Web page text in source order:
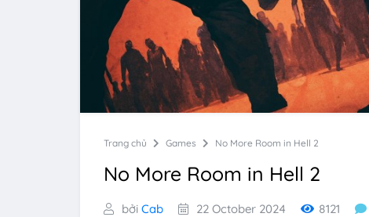
Trang chủ Games No More Room in Hell 2
No More Room in Hell 2
bởi Cab 22 October 2024 8121